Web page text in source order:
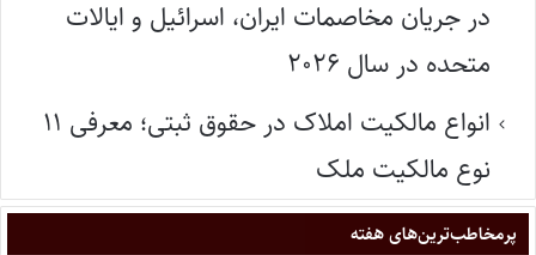
در جریان مخاصمات ایران، اسرائیل و ایالات
متحده در سال ۲۰۲۶
انواع مالکیت املاک در حقوق ثبتی؛ معرفی ۱۱
نوع مالکیت ملک
پر‌مخاطب‌ترین‌های هفته